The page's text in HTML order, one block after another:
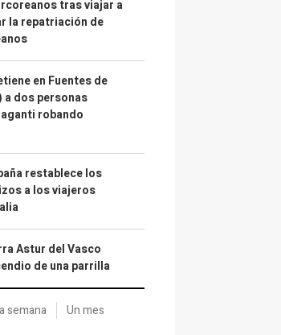
tras viajar a
la repatriación de
en Fuentes de
a dos personas
robando
restablece los
a los viajeros
Astur del Vasco
de una parrilla
semana Un mes